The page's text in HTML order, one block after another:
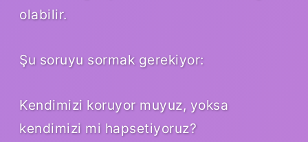
olabilir.
Şu soruyu sormak gerekiyor:
Kendimizi koruyor muyuz, yoksa
kendimizi mi hapsetiyoruz?